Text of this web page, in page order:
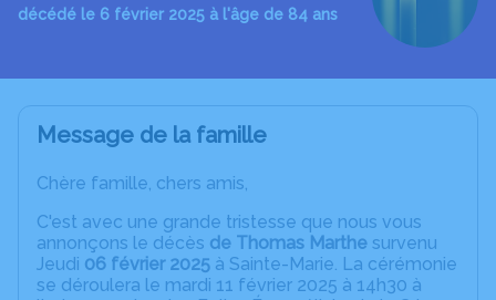
décédé le 6 février 2025 à l'âge de 84 ans
Message de la famille
Chère famille, chers amis,
C'est avec une grande tristesse que nous vous
annonçons le décès de Thomas Marthe survenu
Jeudi 06 février 2025 à Sainte-Marie. La cérémonie
se déroulera le mardi 11 février 2025 à 14h30 à